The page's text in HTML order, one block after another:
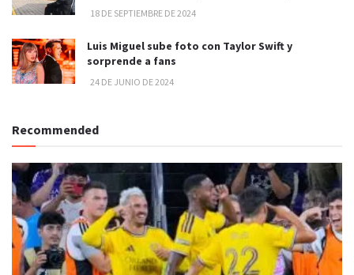
18 DE SEPTIEMBRE DE 2024
Luis Miguel sube foto con Taylor Swift y
sorprende a fans
24 DE JUNIO DE 2024
Recommended